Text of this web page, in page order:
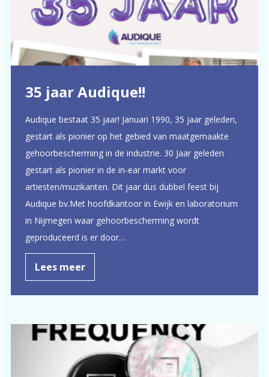
35 jaar Audique!!
Audique bestaat 35 jaar! Januari 1990, 35 jaar geleden,
gestart als pionier op het gebied van maatgemaakte
gehoorbescherming in de industrie. 30 Jaar geleden
gestart als pionier in de in-ear markt voor
artiesten/muzikanten. Dit jaar dus dubbel feest bij
Audique bv.Met hoofdkantoor in Ewijk en laboratorium
in Nijmegen waar gehoorbescherming wordt
geproduceerd is er door…
Lees meer